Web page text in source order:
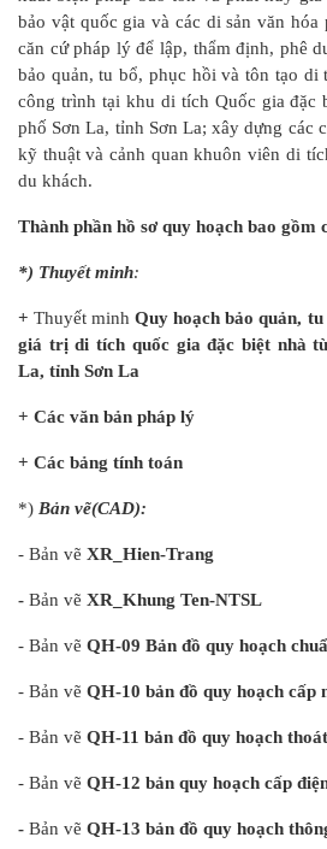
bảo vật quốc gia và các di sản văn
căn cứ pháp lý để lập, thẩm định, phê
bảo quản, tu bổ, phục hồi và tôn tạo di
công trình tại khu di tích Quốc gia đặc
phố Sơn La, tỉnh Sơn La; xây dựng các
kỹ thuật và cảnh quan khuôn viên di
du khách.
Thành phần hồ sơ quy hoạch bao gồm
*) Thuyết minh:
+Thuyết minh Quy hoạch bảo quản,
giá trị di tích quốc gia đặc biệt nhà
La, tỉnh Sơn La
+ Các văn bản pháp lý
+ Các bảng tính toán
*) Bản vẽ(CAD):
- Bản vẽ XR_Hien-Trang
- Bản vẽ XR_Khung Ten-NTSL
- Bản vẽ QH-09 Bản đồ quy hoạch
- Bản vẽ QH-10 bản đồ quy hoạch cấp
- Bản vẽ QH-11 bản đồ quy hoạch
- Bản vẽ QH-12 bản quy hoạch cấp
- Bản vẽ QH-13 bản đồ quy hoạch